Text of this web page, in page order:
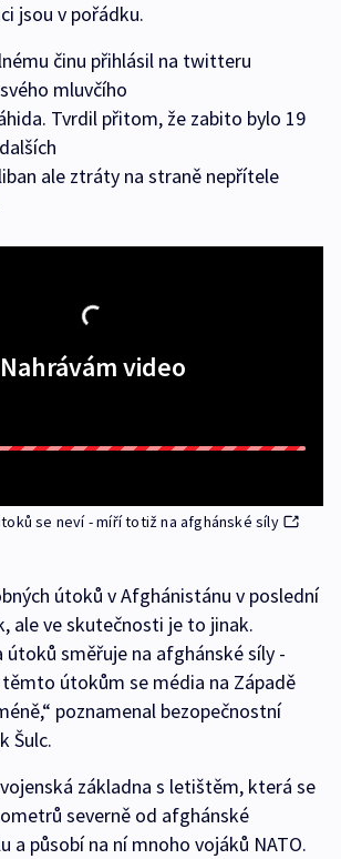
jsou v pořádku.
činu přihlásil na twitteru
mluvčího
Tvrdil přitom, že zabito bylo 19
ale ztráty na straně nepřítele
Nahrávám video
se neví - míří totiž na afghánské síly
útoků v Afghánistánu v poslední
ale ve skutečnosti je to jinak.
útoků směřuje na afghánské síly -
útokům se média na Západě
poznamenal bezopečnostní
Šulc.
základna s letištěm, která se
severně od afghánské
a působí na ní mnoho vojáků NATO.